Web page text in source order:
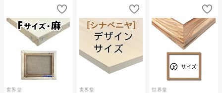
世界堂
世界堂
世界堂